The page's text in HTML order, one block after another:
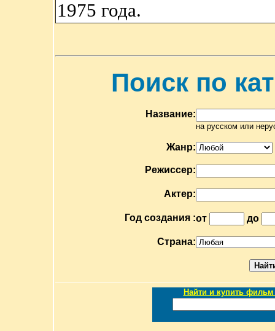
1975 года.
Поиск по
Название:
на русском или
Жанр:
Режиссер:
Актер:
Год создания :от до
Страна:
Найти и купить фильм